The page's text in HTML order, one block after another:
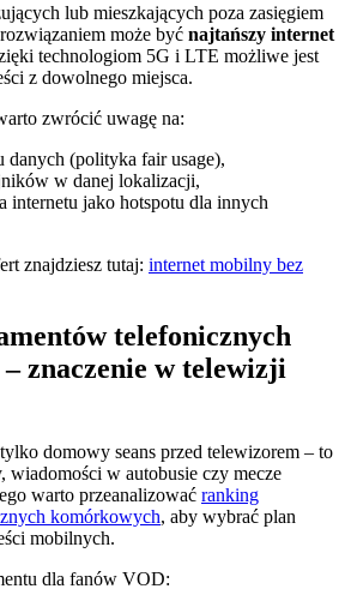
lub mieszkających poza zasięgiem
może być najtańszy internet
technologiom 5G i LTE możliwe jest
z dowolnego miejsca.
zwrócić uwagę na:
danych (polityka fair usage),
w danej lokalizacji,
internetu jako hotspotu dla innych
znajdziesz tutaj: internet mobilny bez
telefonicznych
znaczenie w telewizji
domowy seans przed telewizorem – to
wiadomości w autobusie czy mecze
warto przeanalizować ranking
komórkowych, aby wybrać plan
mobilnych.
dla fanów VOD: